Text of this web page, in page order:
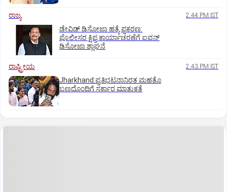
ರಾಜ್ಯ 2:44 PM IST
ಡೇವಿಡ್ ಡಿಸೋಜಾ ಹತ್ಯೆ ಪ್ರಕರಣ:
ಪೊಲೀಸರ ಕ್ಷಿಪ್ರ ಕಾರ್ಯಾಚರಣೆಗೆ ಐವನ್
ಡಿಸೋಜಾ ಶ್ಲಾಘನೆ
ರಾಷ್ಟ್ರೀಯ 2:43 PM IST
Jharkhand:ಪ್ರತಿಭಟನಾನಿರತ ಮಹತೊ
ಬಣದೊಂದಿಗೆ ಸರ್ಕಾರ ಮಾತುಕತೆ